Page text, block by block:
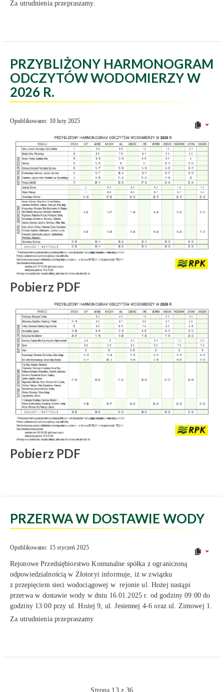
Za utrudnienia przepraszamy.
PRZYBLIŻONY HARMONOGRAM
ODCZYTÓW WODOMIERZY W
2026 R.
Opublikowano: 10 luty 2025
Pobierz PDF
Pobierz PDF
PRZERWA W DOSTAWIE WODY
Opublikowano: 15 styczeń 2025
Rejonowe Przedsiębiorstwo Komunalne spółka z ograniczoną
odpowiedzialnością w Złotoryi informuje, iż w związku
z przepięciem sieci wodociągowej w rejonie ul. Hożej nastąpi
przerwa w dostawie wody w dniu 16.01.2025 r. od godziny 09:00 do
godziny 13:00 przy ul. Hożej 9, ul. Jesiennej 4-6 oraz ul. Zimowej 1.
Za utrudnienia przepraszamy
Strona 13 z 36